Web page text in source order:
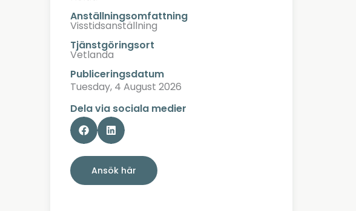
Anställningsomfattning
Visstidsanställning
Tjänstgöringsort
Vetlanda
Publiceringsdatum
Tuesday, 4 August 2026
Dela via sociala medier
Ansök här